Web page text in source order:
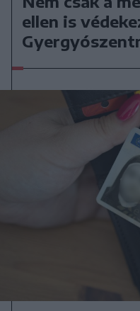
ellen is